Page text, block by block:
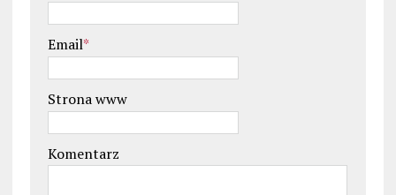
Email*
Strona www
Komentarz